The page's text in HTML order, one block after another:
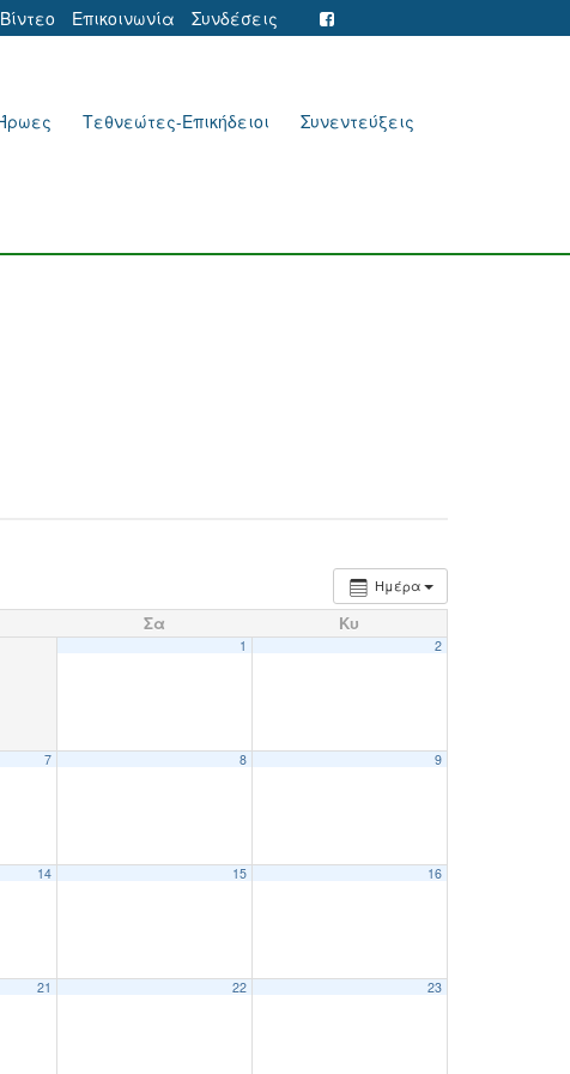
Βίντεο Επικοινωνία Συνδέσεις
Τεθνεώτες-Επικήδειοι Συνεντεύξεις
Ημέρα
Σα Κυ
1 2
7 8 9
14 15 16
21 22 23